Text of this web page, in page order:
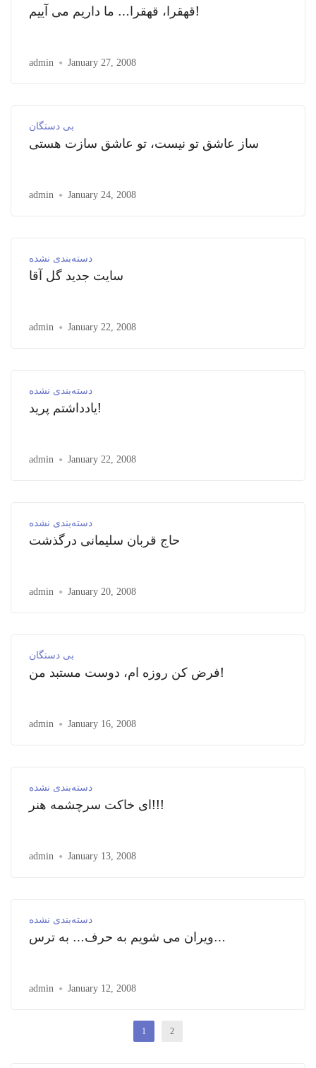
قهقرا، قهقرا… ما داریم می آییم!
admin January 27, 2008
بی دستگان
ساز عاشق تو نیست، تو عاشق سازت هستی
admin January 24, 2008
دسته‌بندی نشده
سایت جدید گل آقا
admin January 22, 2008
دسته‌بندی نشده
یادداشتم پرید!
admin January 22, 2008
دسته‌بندی نشده
حاج قربان سلیمانی درگذشت
admin January 20, 2008
بی دستگان
فرض کن روزه ام، دوست مستبد من!
admin January 16, 2008
دسته‌بندی نشده
ای خاکت سرچشمه هنر!!!
admin January 13, 2008
دسته‌بندی نشده
ویران می شویم به حرف… به ترس…
admin January 12, 2008
1 2